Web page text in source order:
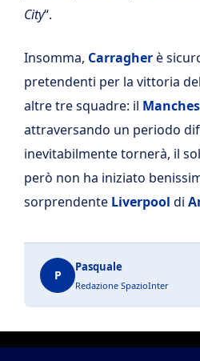
City“.
Insomma, Carragherè
pretendenti per la vittoria
altre tre squadre: il
attraversando un periodo
inevitabilmente tornerà, il
però non ha iniziato
sorprendente Liverpool di
P
Pasquale
Redazione SpazioInter